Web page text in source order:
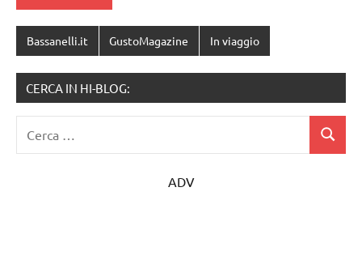
Bassanelli.it GustoMagazine In viaggio
CERCA IN HI-BLOG:
Cerca
ADV